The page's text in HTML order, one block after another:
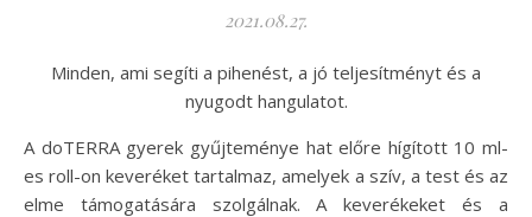
2021.08.27.
Minden, ami segíti a pihenést, a jó teljesítményt és a
nyugodt hangulatot.
A doTERRA gyerek gyűjteménye hat előre hígított 10 ml-
es roll-on keveréket tartalmaz, amelyek a szív, a test és az
elme támogatására szolgálnak. A keverékeket és a